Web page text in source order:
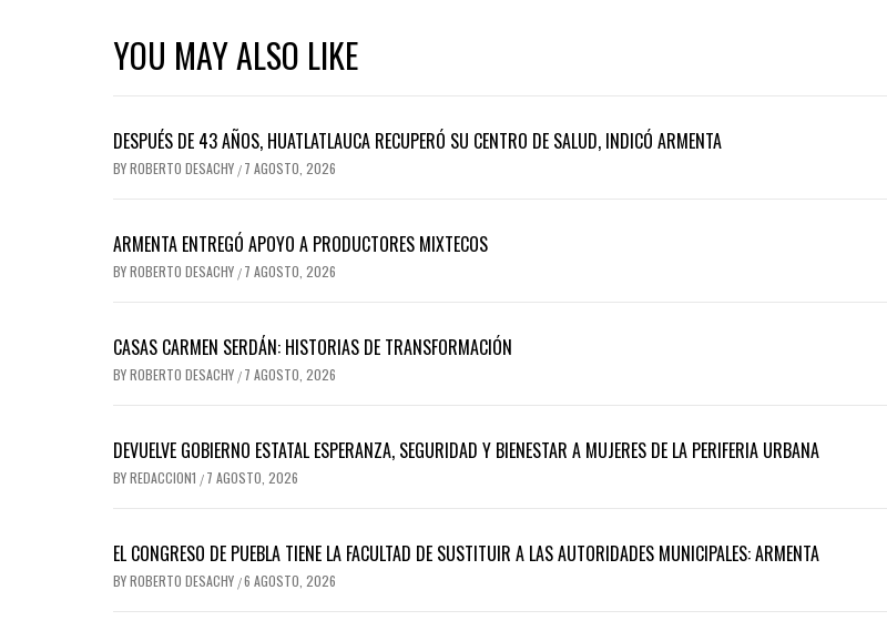
YOU MAY ALSO LIKE
DESPUÉS DE 43 AÑOS, HUATLATLAUCA RECUPERÓ SU CENTRO DE SALUD, INDICÓ ARMENTA
BYROBERTO DESACHY / 7 AGOSTO, 2026
ARMENTA ENTREGÓ APOYO A PRODUCTORES MIXTECOS
BYROBERTO DESACHY / 7 AGOSTO, 2026
CASAS CARMEN SERDÁN: HISTORIAS DE TRANSFORMACIÓN
BYROBERTO DESACHY / 7 AGOSTO, 2026
DEVUELVE GOBIERNO ESTATAL ESPERANZA, SEGURIDAD Y BIENESTAR A MUJERES DE LA PERIFERIA URBANA
BYREDACCION1 / 7 AGOSTO, 2026
EL CONGRESO DE PUEBLA TIENE LA FACULTAD DE SUSTITUIR A LAS AUTORIDADES MUNICIPALES: ARMENTA
BYROBERTO DESACHY /6 AGOSTO, 2026